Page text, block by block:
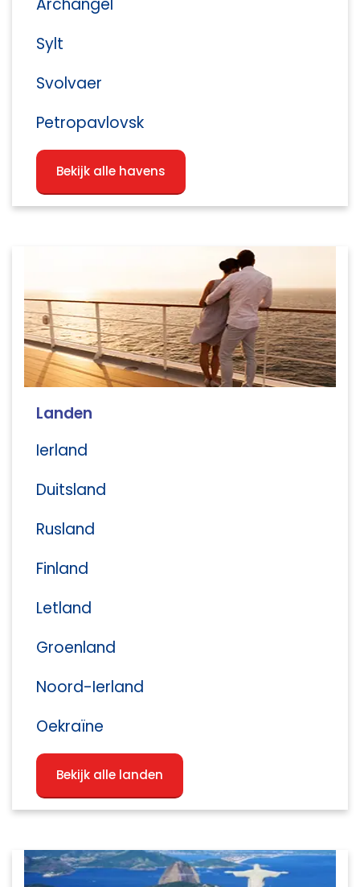
Archangel
Sylt
Svolvaer
Petropavlovsk
Bekijk alle havens
Landen
Ierland
Duitsland
Rusland
Finland
Letland
Groenland
Noord-Ierland
Oekraïne
Bekijk alle landen